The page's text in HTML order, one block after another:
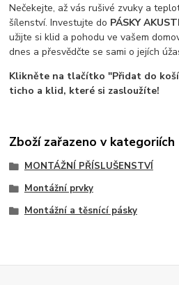
Nečekejte, až vás rušivé zvuky a
šílenství. Investujte do PÁSKY
užijte si klid a pohodu ve vašem
dnes a přesvědčte se sami o jejích
Klikněte na tlačítko "Přidat do
ticho a klid, které si zasloužíte!
Zboží zařazeno v kategoriích
MONTÁŽNÍ PŘÍSLUŠENSTVÍ
Montážní prvky
Montážní a těsnící pásky